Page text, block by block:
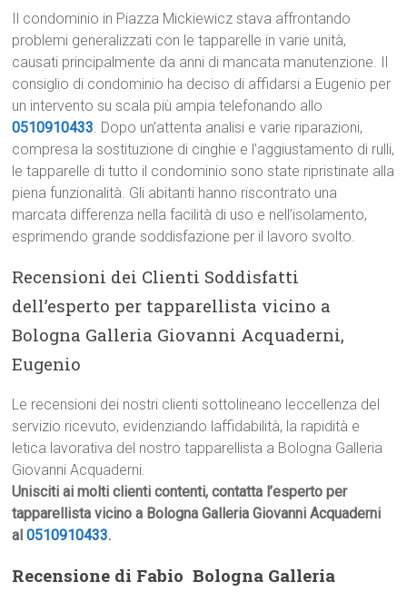
Il condominio in Piazza Mickiewicz stava affrontando
problemi generalizzati con le tapparelle in varie unità,
causati principalmente da anni di mancata manutenzione. Il
consiglio di condominio ha deciso di affidarsi a Eugenio per
un intervento su scala più ampia telefonando allo
0510910433. Dopo un’attenta analisi e varie riparazioni,
compresa la sostituzione di cinghie e l’aggiustamento di rulli,
le tapparelle di tutto il condominio sono state ripristinate alla
piena funzionalità. Gli abitanti hanno riscontrato una
marcata differenza nella facilità di uso e nell’isolamento,
esprimendo grande soddisfazione per il lavoro svolto.
Recensioni dei Clienti Soddisfatti
dell’esperto per tapparellista vicino a
Bologna Galleria Giovanni Acquaderni,
Eugenio
Le recensioni dei nostri clienti sottolineano leccellenza del
servizio ricevuto, evidenziando laffidabilità, la rapidità e
letica lavorativa del nostro tapparellista a Bologna Galleria
Giovanni Acquaderni.
Unisciti ai molti clienti contenti, contatta l’esperto per
tapparellista vicino a Bologna Galleria Giovanni Acquaderni
al0510910433.
Recensione di Fabio  Bologna Galleria